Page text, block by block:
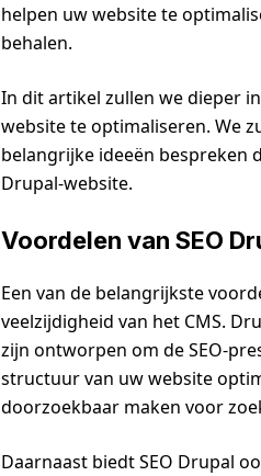
helpen uw website te
behalen.
In dit artikel zullen we dieper
website te optimaliseren. We
belangrijke ideeën bespreken
Drupal-website.
Voordelen van SEO
Een van de belangrijkste
veelzijdigheid van het CMS.
zijn ontworpen om de SEO-
structuur van uw website
doorzoekbaar maken voor
Daarnaast biedt SEO Drupal